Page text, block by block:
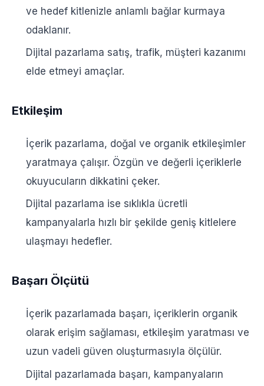
ve hedef kitlenizle anlamlı bağlar kurmaya
odaklanır.
Dijital pazarlama satış, trafik, müşteri kazanımı
elde etmeyi amaçlar.
Etkileşim
İçerik pazarlama, doğal ve organik etkileşimler
yaratmaya çalışır. Özgün ve değerli içeriklerle
okuyucuların dikkatini çeker.
Dijital pazarlama ise sıklıkla ücretli
kampanyalarla hızlı bir şekilde geniş kitlelere
ulaşmayı hedefler.
Başarı Ölçütü
İçerik pazarlamada başarı, içeriklerin organik
olarak erişim sağlaması, etkileşim yaratması ve
uzun vadeli güven oluşturmasıyla ölçülür.
Dijital pazarlamada başarı, kampanyaların